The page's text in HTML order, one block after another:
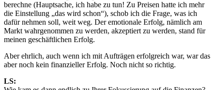
berechne (Hauptsache, ich habe zu tun! Zu Preisen hatte ich mehr
die Einstellung „das wird schon“), schob ich die Frage, was ich
dafür nehmen soll, weit weg. Der emotionale Erfolg, nämlich am
Markt wahrgenommen zu werden, akzeptiert zu werden, stand für
meinen geschäftlichen Erfolg.
Aber ehrlich, auch wenn ich mit Aufträgen erfolgreich war, war das
aber noch kein finanzieller Erfolg. Noch nicht so richtig.
LS: